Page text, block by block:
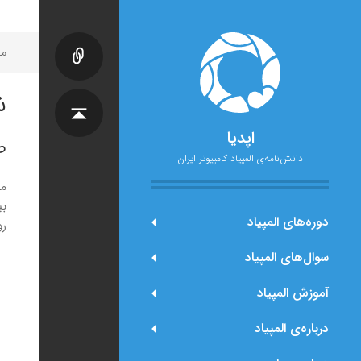
اپدیا
دانش‌نامه‌ی المپیاد کامپیوتر ایران
دوره‌های المپیاد
سوال‌های المپیاد
آموزش المپیاد
درباره‌ی المپیاد